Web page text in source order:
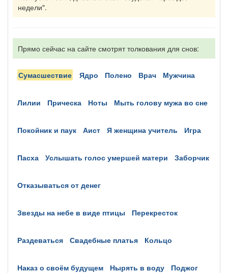
недели".
Прямо сейчас на сайте смотрят толкования для снов:
сумасшествие ядро полено врач мужчина
лилии прическа ноты мыть голову мужа во сне
покойник и паук аист я женщина учитель игра
пасха услышать голос умершей матери заборчик
отказываться от денег
звезды на небе в виде птицы перекресток
раздеваться свадебные платья кольцо
наказ о своём будущем нырять в воду поджог